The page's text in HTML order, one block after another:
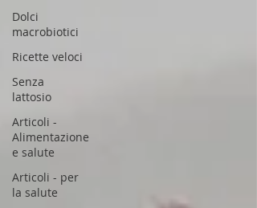
Dolci
macrobiotici
Ricette veloci
Senza
lattosio
Articoli -
Alimentazione
e salute
Articoli - per
la salute